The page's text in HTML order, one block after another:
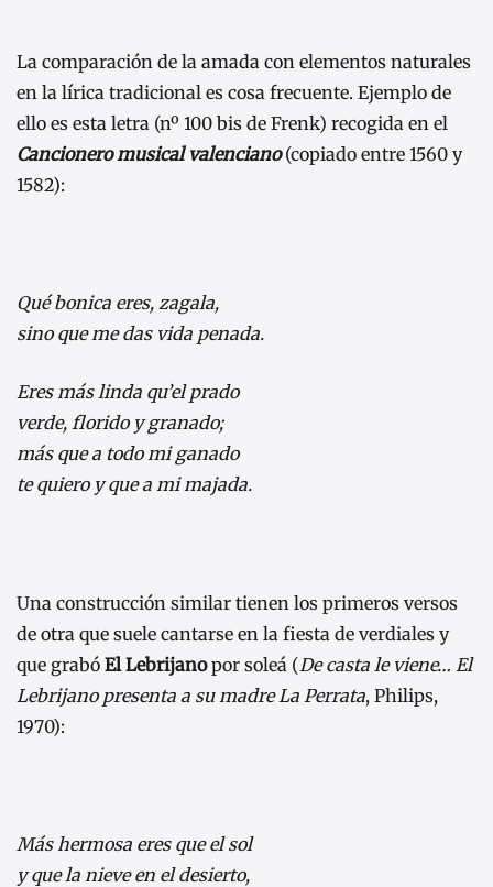
La comparación de la amada con elementos naturales
en la lírica tradicional es cosa frecuente. Ejemplo de
ello es esta letra (nº 100 bis de Frenk) recogida en el
Cancionero musical valenciano(copiado entre 1560 y
1582):
Qué bonica eres, zagala,
sino que me das vida penada.
Eres más linda qu’el prado
verde, florido y granado;
más que a todo mi ganado
te quiero y que a mi majada.
Una construcción similar tienen los primeros versos
de otra que suele cantarse en la fiesta de verdiales y
que grabó El Lebrijanopor soleá (De casta le viene… El
Lebrijano presenta a su madre La Perrata, Philips,
1970):
Más hermosa eres que el sol
y que la nieve en el desierto,